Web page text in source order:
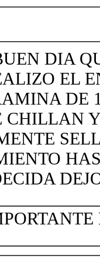
DIA
EL
DE
CHILLAN